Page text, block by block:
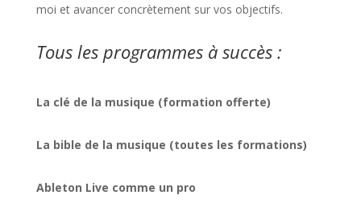
moi et avancer concrètement sur vos objectifs.
Tous les programmes à succès :
La clé de la musique (formation offerte)
La bible de la musique (toutes les formations)
Ableton Live comme un pro